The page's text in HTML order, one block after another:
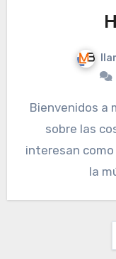
Bienvenidos a mi blog, un blog donde escribiré
sobre las
interesan
la